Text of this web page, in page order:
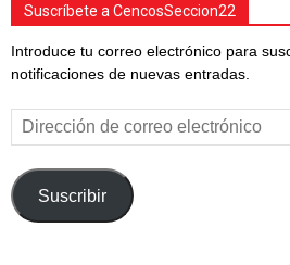
Suscríbete a CencosSeccion22
Introduce tu correo electrónico para
notificaciones de nuevas entradas.
Dirección
de
correo
electrónico
Suscribir